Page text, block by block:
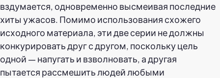
вздумается, одновременно высмеивая последние
хиты ужасов. Помимо использования схожего
исходного материала, эти две серии не должны
конкурировать друг с другом, поскольку цель
одной — напугать и взволновать, а другая
пытается рассмешить людей любыми